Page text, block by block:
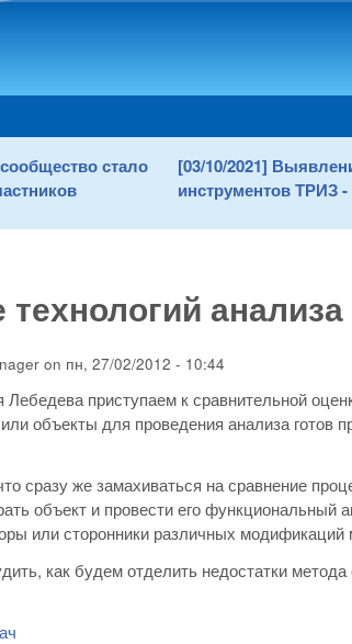
стало
[03/10/2021]
инструментов ТРИЗ -
on пн, 27/02/2012 - 10:44
приступаем к сравнительной
объекты для проведения анализа
сразу же замахиваться на сравнение
объект и провести его функциональный
или сторонники различных модификаций
как будем отделить недостатки метода